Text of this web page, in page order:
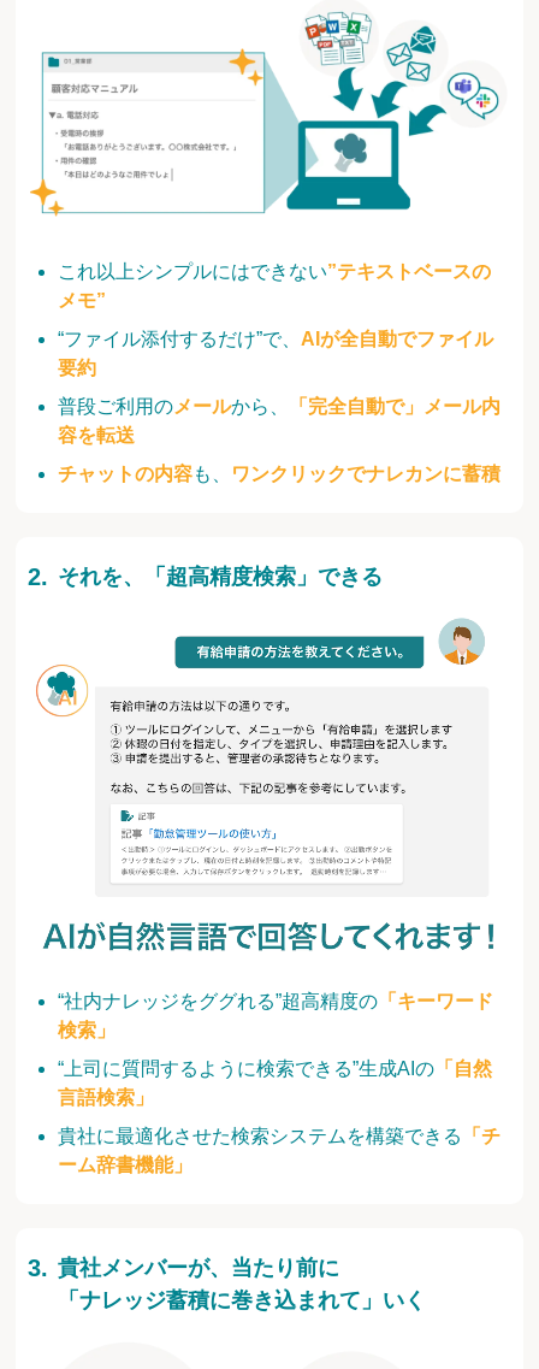
これ以上シンプルにはできない”テキストベースの
メモ”
“ファイル添付するだけ”で、 AIが全自動でファイル
要約
普段ご利用のメールから、
「完全自動で」メール内
容を転送
チャットの内容も、 ワンクリックでナレカンに蓄積
“社内ナレッジをググれる”超高精度の 「キーワード
検索」
“上司に質問するように検索できる”生成AIの 「自然
言語検索」
貴社に最適化させた検索システムを構築できる
「チ
ーム辞書機能」
それを、「超高精度検索」できる
貴社メンバーが、当たり前に
「ナレッジ蓄積に巻き込まれて」いく